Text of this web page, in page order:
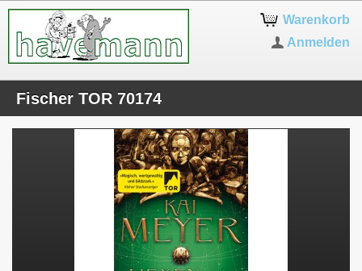
Warenkorb
Anmelden
Fischer TOR 70174